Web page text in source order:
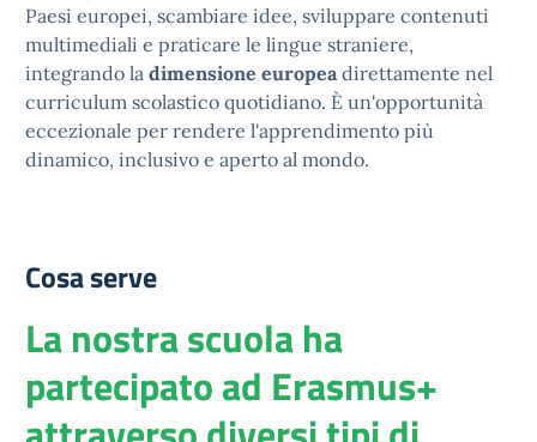
Paesi europei, scambiare idee, sviluppare contenuti
multimediali e praticare le lingue straniere,
integrando la dimensione europea direttamente nel
curriculum scolastico quotidiano. È un'opportunità
eccezionale per rendere l'apprendimento più
dinamico, inclusivo e aperto al mondo.
Cosa serve
La nostra scuola ha
partecipato ad Erasmus+